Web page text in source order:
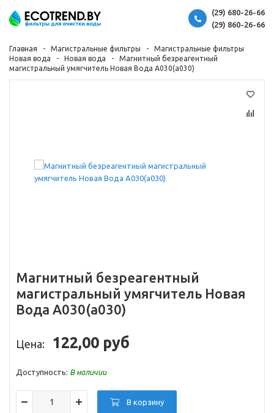
(29) 680-26-66
(29) 860-26-66
Главная Магистральные фильтры
Магистральные фильтры
Новая вода
Новая вода
Магнитный безреагентный
магистральный умягчитель Новая Вода А030(a030)
Магнитный безреагентный
магистральный умягчитель Новая
Вода А030(a030)
Цена: 122,00 руб
Доступность: В наличии
В корзину